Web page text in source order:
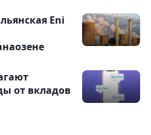
Eni
от вкладов